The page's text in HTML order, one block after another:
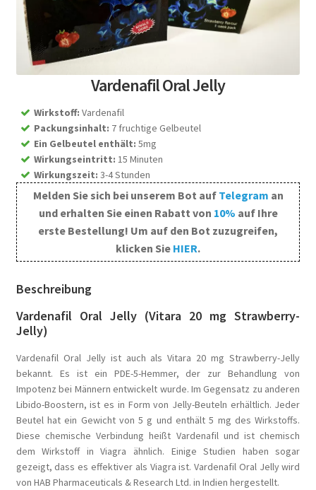
Warenkorb
Kontakt
Vardenafil Oral Jelly
Wirkstoff: Vardenafil
Packungsinhalt: 7 fruchtige Gelbeutel
Ein Gelbeutel enthält: 5mg
Wirkungseintritt: 15 Minuten
Wirkungszeit: 3-4 Stunden
Melden Sie sich bei unserem Bot auf Telegram an
und erhalten Sie einen Rabatt von 10% auf Ihre
erste Bestellung! Um auf den Bot zuzugreifen,
klicken Sie HIER.
Beschreibung
Vardenafil Oral Jelly (Vitara 20 mg Strawberry-
Jelly)
Vardenafil Oral Jelly ist auch als Vitara 20 mg Strawberry-Jelly
bekannt. Es ist ein PDE-5-Hemmer, der zur Behandlung von
Impotenz bei Männern entwickelt wurde. Im Gegensatz zu anderen
Libido-Boostern, ist es in Form von Jelly-Beuteln erhältlich. Jeder
Beutel hat ein Gewicht von 5 g und enthält 5 mg des Wirkstoffs.
Diese chemische Verbindung heißt Vardenafil und ist chemisch
dem Wirkstoff in Viagra ähnlich. Einige Studien haben sogar
gezeigt, dass es effektiver als Viagra ist. Vardenafil Oral Jelly wird
von HAB Pharmaceuticals & Research Ltd. in Indien hergestellt.